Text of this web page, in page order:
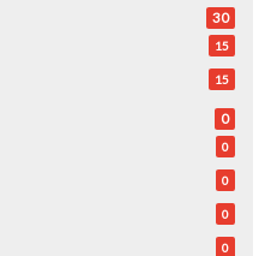
30
15
15
0
0
0
0
0